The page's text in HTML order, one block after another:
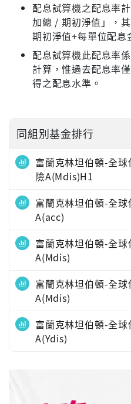
配息試算機之配息率
加總 / 期初淨值」，
期初淨值+每單位配息
配息試算機此配息率
計算，惟過去配息率
得之配息水準。
同組別基金排行
富蘭克林坦伯頓-全
險A(Mdis)H1
富蘭克林坦伯頓-全
A(acc)
富蘭克林坦伯頓-全
A(Mdis)
富蘭克林坦伯頓-全
A(Mdis)
富蘭克林坦伯頓-全
A(Ydis)